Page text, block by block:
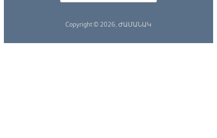
Copyright © 2026, ԺԱՄԱՆԱԿ